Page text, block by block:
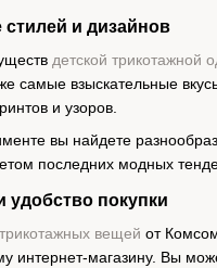
стилей и дизайнов
детской трикотажной
самые взыскательные
и узоров.
вы найдете
последних модных
удобство покупки
вещей от
интернет-магазину. Вы